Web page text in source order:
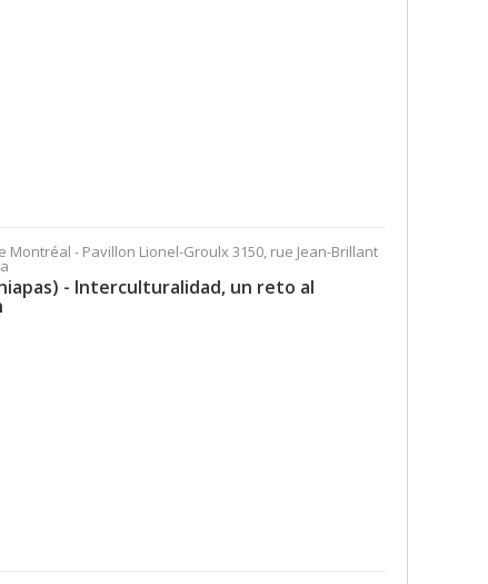
Montréal - Pavillon Lionel-Groulx 3150, rue Jean-Brillant
- Interculturalidad, un reto al